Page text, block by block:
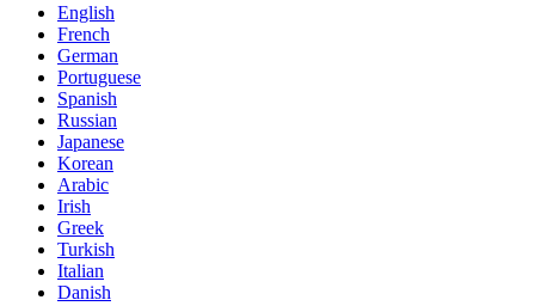
English
French
German
Portuguese
Spanish
Russian
Japanese
Korean
Arabic
Irish
Greek
Turkish
Italian
Danish